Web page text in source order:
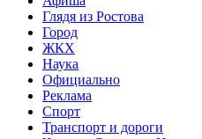
Глядя из Ростова
Город
ЖКХ
Наука
Официально
Реклама
Спорт
Транспорт и дороги